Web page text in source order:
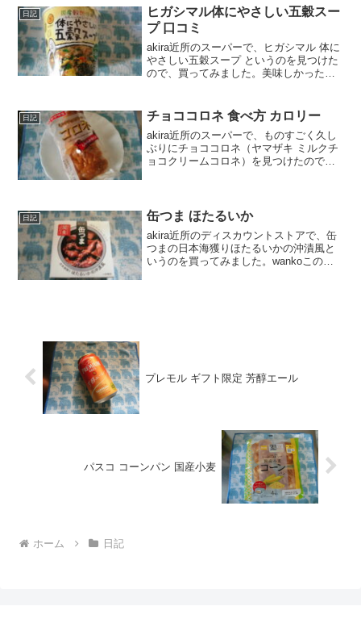
殺者のパスタ風 の正直な口コミや、カロ
リーなどを紹...
日記
ヒガシマル体にやさしい五穀スー
プ 口コミ
akira近所のスーパーで、ヒガシマル 体に
やさしい五穀スープ というのを見つけた
ので、買ってみました。美味しかったの
の正直な口コミや、カロリーなどを紹介
するよ...
日記 チョココロネ 食べ方 カロリー
akira近所のスーパーで、ものすごく久し
ぶりにチョココロネ（ヤマザキ ミルクチ
ョコクリームコロネ）を見つけたので買
買い得アイテ...
日記 缶つま ほたるいか
akira近所のディスカウントストアで、缶
つまの日本海獲りほたるいかの沖漬風と
いうのを買ってみました。wankoこの記
プレモル ギフト限定 芳醇エール
パスコ コーンパン 国産小麦
ホーム 日記